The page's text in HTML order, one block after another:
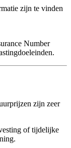
zijn te vinden
Number
zijn zeer
of tijdelijke